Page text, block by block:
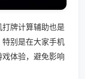
牌计算辅助也是
别是在大家手机
体验，避免影响